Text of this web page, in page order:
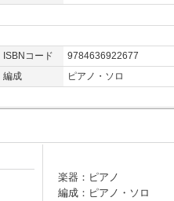
ISBNコード
9784636922677
編成
ピアノ・ソロ
楽器：ピアノ
編成：ピアノ・ソロ